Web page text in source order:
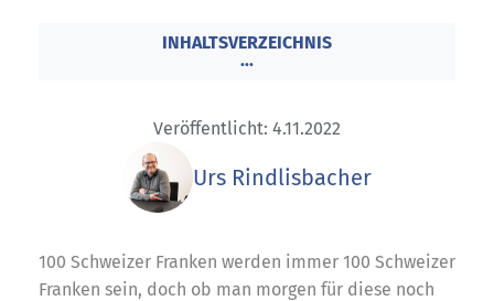
INHALTSVERZEICHNIS
...
Veröffentlicht: 4.11.2022
Urs Rindlisbacher
100 Schweizer Franken werden immer 100 Schweizer
Franken sein, doch ob man morgen für diese noch